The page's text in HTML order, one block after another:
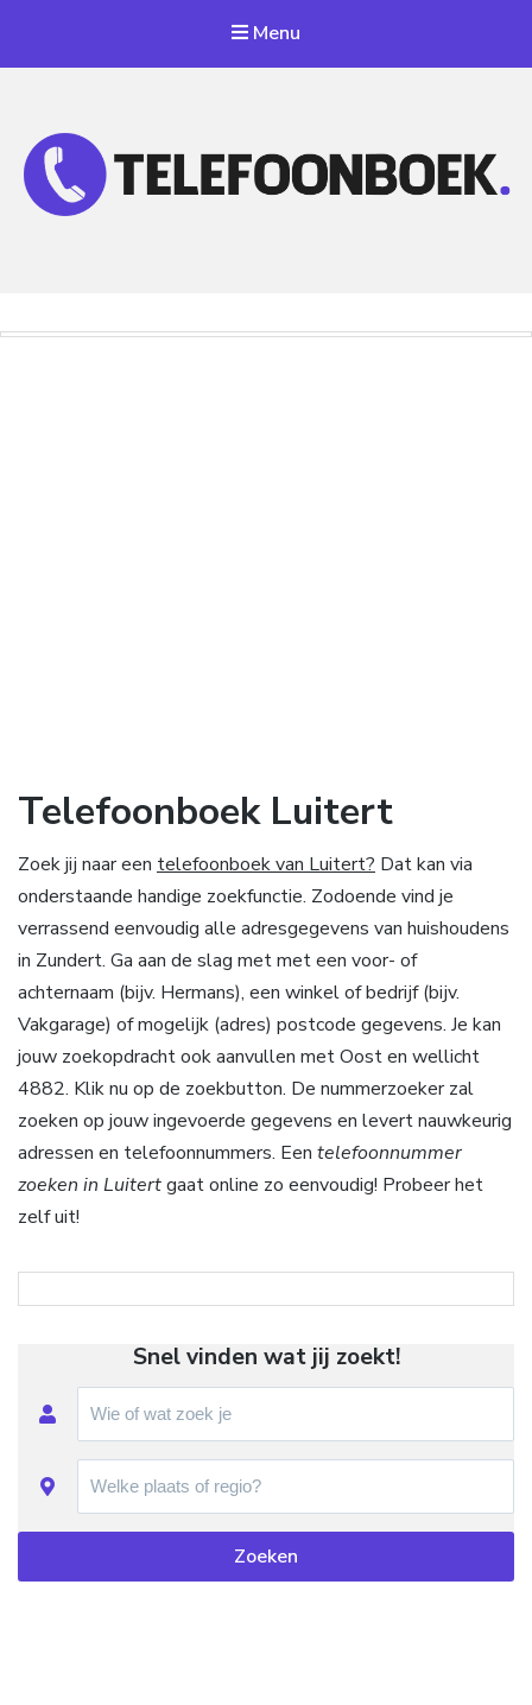
Menu
Telefoonboek Luitert
Zoek jij naar een telefoonboek van Luitert? Dat kan via
onderstaande handige zoekfunctie. Zodoende vind je
verrassend eenvoudig alle adresgegevens van huishoudens
in Zundert. Ga aan de slag met met een voor- of
achternaam (bijv. Hermans), een winkel of bedrijf (bijv.
Vakgarage) of mogelijk (adres) postcode gegevens. Je kan
jouw zoekopdracht ook aanvullen met Oost en wellicht
4882. Klik nu op de zoekbutton. De nummerzoeker zal
zoeken op jouw ingevoerde gegevens en levert nauwkeurig
adressen en telefoonnummers. Een telefoonnummer
zoeken in Luitertgaat online zo eenvoudig! Probeer het
zelf uit!
Snel vinden wat jij zoekt!